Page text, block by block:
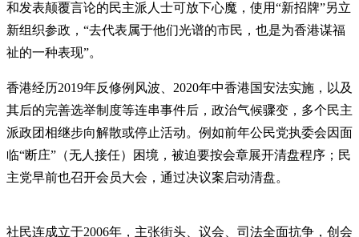
和发表颠覆言论的民主派人士可放下心魔，使用“新招牌”另立
新组织参政，“去代表属于他们光谱的市民，也是为香港谋福
祉的一种表现”。
香港经历2019年反修例风波、2020年中香港国安法实施，以及
其后的完善选举制度等连串事件后，政治气候骤变，多个民主
派政团相继步向解散或停止活动。例如前年公民党执委会因面
临“断庄”（无人接任）困境，被迫要按会章展开清盘程序；民
主党早前也召开会员大会，通过决议案启动清盘。
社民连成立于2006年，主张街头、议会、司法全面抗争，创会